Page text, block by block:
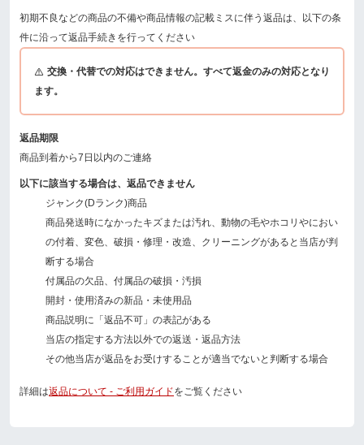
初期不良などの商品の不備や商品情報の記載ミスに伴う返品は、以下の条
件に沿って返品手続きを行ってください
交換・代替での対応はできません。すべて返金のみの対応となり
ます。
返品期限
商品到着から7日以内のご連絡
以下に該当する場合は、返品できません
ジャンク(Dランク)商品
商品発送時になかったキズまたは汚れ、動物の毛やホコリやにおい
の付着、変色、破損・修理・改造、クリーニングがあると当店が判
断する場合
付属品の欠品、付属品の破損・汚損
開封・使用済みの新品・未使用品
商品説明に「返品不可」の表記がある
当店の指定する方法以外での返送・返品方法
その他当店が返品をお受けすることが適当でないと判断する場合
詳細は返品について - ご利用ガイドをご覧ください